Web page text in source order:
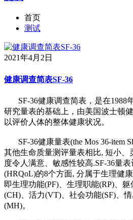
首页
测试
2021年4月2日
健康调查简表SF-36
SF-36健康调查简表，是在1988年
研究量表的基础上，由美国波士顿
以评价人体的整体健康状况。
SF-36健康量表(the Mos 36-item
其他生命质量测评量表相比, 短小、
度令人满意、敏感性较高.SF-36量
(HRQoL)的8个方面, 分属于生理健
即生理功能(PF)、生理职能(RP)、
(CH)、活力(VT)、社会功能(SF)、
(MH)。